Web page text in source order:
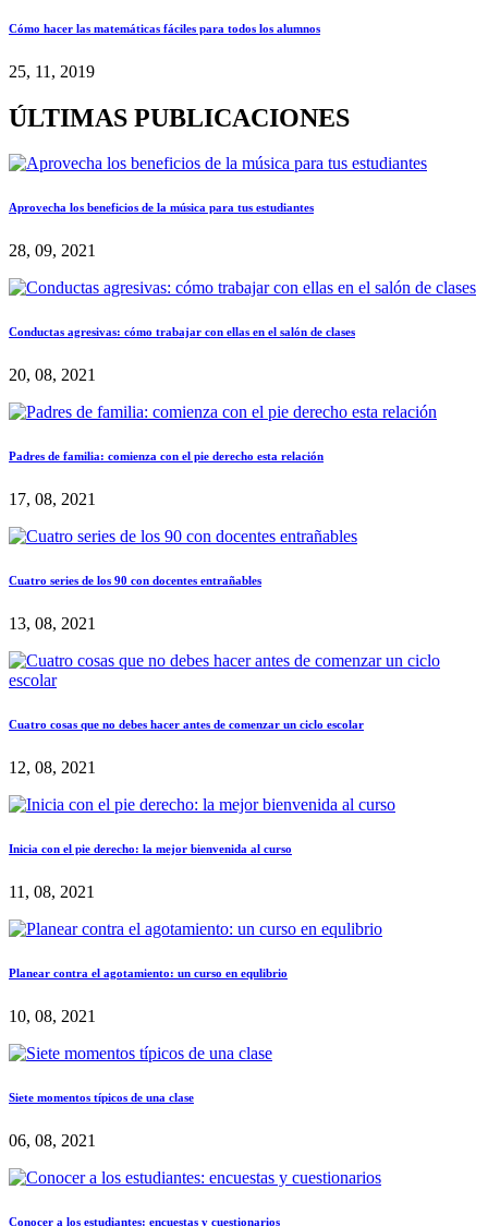
Cómo hacer las matemáticas fáciles para todos los alumnos
25, 11, 2019
ÚLTIMAS PUBLICACIONES
Aprovecha los beneficios de la música para tus estudiantes
28, 09, 2021
Conductas agresivas: cómo trabajar con ellas en el salón de clases
20, 08, 2021
Padres de familia: comienza con el pie derecho esta relación
17, 08, 2021
Cuatro series de los 90 con docentes entrañables
13, 08, 2021
Cuatro cosas que no debes hacer antes de comenzar un ciclo escolar
12, 08, 2021
Inicia con el pie derecho: la mejor bienvenida al curso
11, 08, 2021
Planear contra el agotamiento: un curso en equlibrio
10, 08, 2021
Siete momentos típicos de una clase
06, 08, 2021
Conocer a los estudiantes: encuestas y cuestionarios